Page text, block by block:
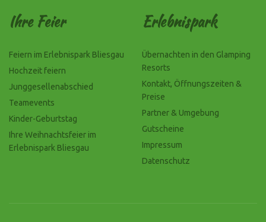
Ihre Feier
Feiern im Erlebnispark Bliesgau
Hochzeit feiern
Junggesellenabschied
Teamevents
Kinder-Geburtstag
Ihre Weihnachtsfeier im
Erlebnispark Bliesgau
Erlebnispark
Übernachten in den Glamping
Resorts
Kontakt, Öffnungszeiten &
Preise
Partner & Umgebung
Gutscheine
Impressum
Datenschutz